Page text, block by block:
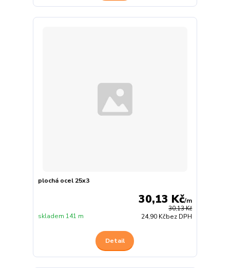
plochá ocel 25x3
30,13 Kč
30,13 Kč/m
24,90 Kčbez DPH
skladem 141 m
Detail